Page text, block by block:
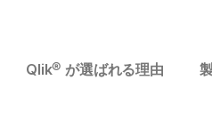
Qlik® が選ばれる理由